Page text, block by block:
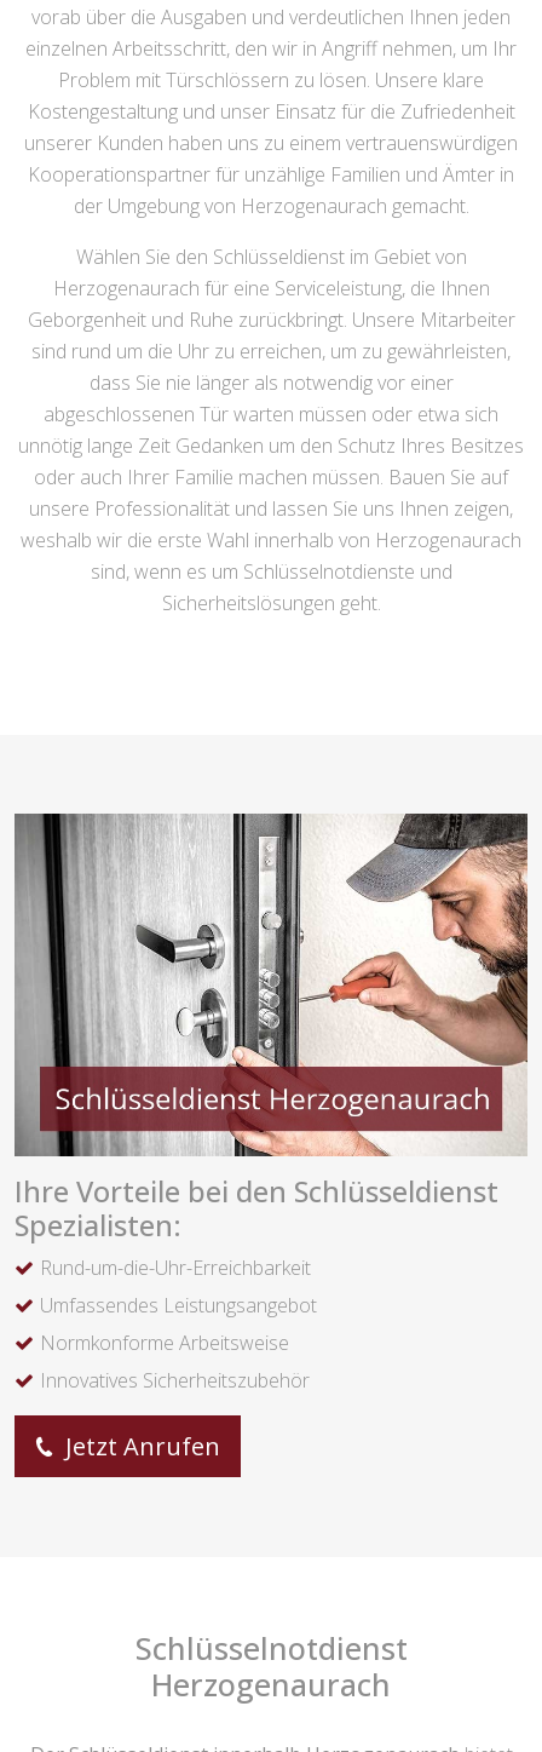
vorab über die Ausgaben und verdeutlichen Ihnen jeden
einzelnen Arbeitsschritt, den wir in Angriff nehmen, um Ihr
Problem mit Türschlössern zu lösen. Unsere klare
Kostengestaltung und unser Einsatz für die Zufriedenheit
unserer Kunden haben uns zu einem vertrauenswürdigen
Kooperationspartner für unzählige Familien und Ämter in
der Umgebung von Herzogenaurach gemacht.
Wählen Sie den Schlüsseldienst im Gebiet von
Herzogenaurach für eine Serviceleistung, die Ihnen
Geborgenheit und Ruhe zurückbringt. Unsere Mitarbeiter
sind rund um die Uhr zu erreichen, um zu gewährleisten,
dass Sie nie länger als notwendig vor einer
abgeschlossenen Tür warten müssen oder etwa sich
unnötig lange Zeit Gedanken um den Schutz Ihres Besitzes
oder auch Ihrer Familie machen müssen. Bauen Sie auf
unsere Professionalität und lassen Sie uns Ihnen zeigen,
weshalb wir die erste Wahl innerhalb von Herzogenaurach
sind, wenn es um Schlüsselnotdienste und
Sicherheitslösungen geht.
Ihre Vorteile bei den Schlüsseldienst
Spezialisten:
Rund-um-die-Uhr-Erreichbarkeit
Umfassendes Leistungsangebot
Normkonforme Arbeitsweise
Innovatives Sicherheitszubehör
Jetzt Anrufen
Schlüsselnotdienst
Herzogenaurach